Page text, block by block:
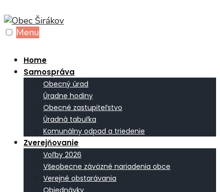
Skip
to Menu
Home
Samospráva
Obecný úrad
Úradne hodiny
Obecné zastupiteľstvo
Úradná tabuľka
Komunálny odpad a triedenie
Zverejňovanie
Voľby 2026
Všeobecne záväzné nariadenia obce
Verejné obstarávania
Objednávky